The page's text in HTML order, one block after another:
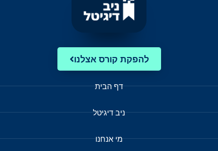
להפקת קורס אצלנו
דף הבית
ניב דיגיטל
מי אנחנו